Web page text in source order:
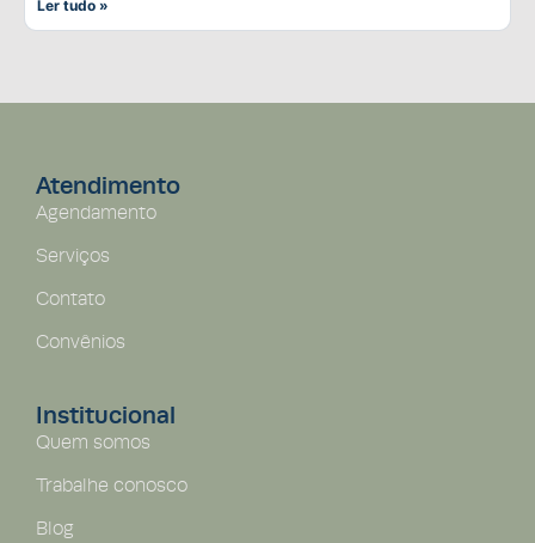
Ler tudo »
Atendimento
Agendamento
Serviços
Contato
Convênios
Institucional
Quem somos
Trabalhe conosco
Blog